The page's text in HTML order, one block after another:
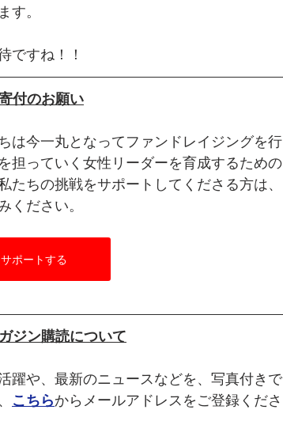
す。
ですね！！
付のお願い
は今一丸となってファンドレイジングを行
担っていく女性リーダーを育成するための
ちの挑戦をサポートしてくださる方は、
ください。
サポートする
ジン購読について
躍や、最新のニュースなどを、写真付きで
こちらからメールアドレスをご登録くださ